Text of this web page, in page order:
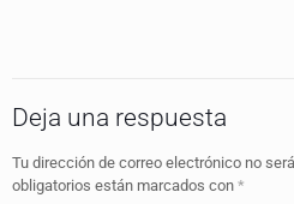
Deja una respuesta
Tu dirección de correo electrónico no
obligatorios están marcados con *